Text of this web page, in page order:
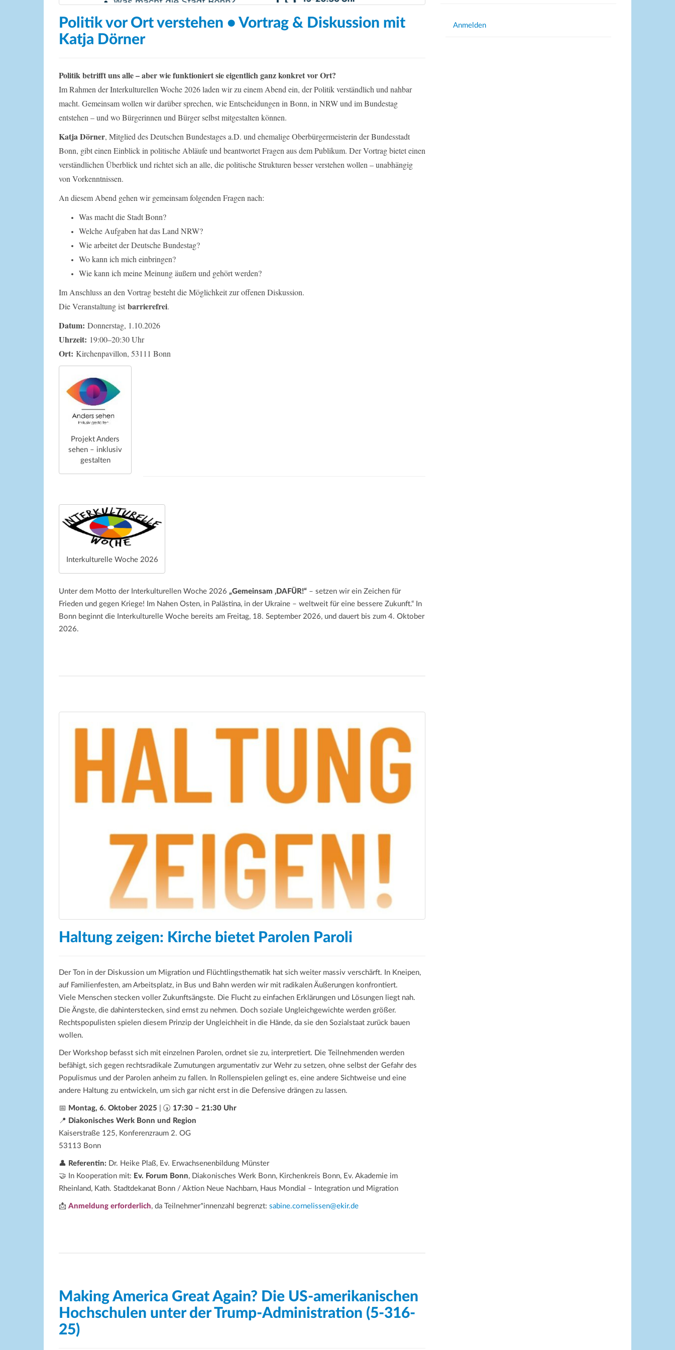
Politik vor Ort verstehen • Vortrag & Diskussion mit
Katja Dörner
Politik betrifft uns alle – aber wie funktioniert sie eigentlich ganz konkret vor Ort?
Im Rahmen der Interkulturellen Woche 2026 laden wir zu einem Abend ein, der Politik verständlich und nahbar
macht. Gemeinsam wollen wir darüber sprechen, wie Entscheidungen in Bonn, in NRW und im Bundestag
entstehen – und wo Bürgerinnen und Bürger selbst mitgestalten können.
Katja Dörner, Mitglied des Deutschen Bundestages a.D. und ehemalige Oberbürgermeisterin der Bundesstadt
Bonn, gibt einen Einblick in politische Abläufe und beantwortet Fragen aus dem Publikum. Der Vortrag bietet einen
verständlichen Überblick und richtet sich an alle, die politische Strukturen besser verstehen wollen – unabhängig
von Vorkenntnissen.
An diesem Abend gehen wir gemeinsam folgenden Fragen nach:
Was macht die Stadt Bonn?
Welche Aufgaben hat das Land NRW?
Wie arbeitet der Deutsche Bundestag?
Wo kann ich mich einbringen?
Wie kann ich meine Meinung äußern und gehört werden?
Im Anschluss an den Vortrag besteht die Möglichkeit zur offenen Diskussion.
Die Veranstaltung ist barrierefrei.
Datum: Donnerstag, 1.10.2026
Uhrzeit: 19:00–20:30 Uhr
Ort: Kirchenpavillon, 53111 Bonn
Projekt Anders
sehen – inklusiv
gestalten
Interkulturelle Woche 2026
Unter dem Motto der Interkulturellen Woche 2026 „Gemeinsam ‚DAFÜR!“ – setzen wir ein Zeichen für
Frieden und gegen Kriege! Im Nahen Osten, in Palästina, in der Ukraine – weltweit für eine bessere Zukunft.“ In
Bonn beginnt die Interkulturelle Woche bereits am Freitag, 18. September 2026, und dauert bis zum 4. Oktober
2026.
Haltung zeigen: Kirche bietet Parolen Paroli
Der Ton in der Diskussion um Migration und Flüchtlingsthematik hat sich weiter massiv verschärft. In Kneipen,
auf Familienfesten, am Arbeitsplatz, in Bus und Bahn werden wir mit radikalen Äußerungen konfrontiert.
Viele Menschen stecken voller Zukunftsängste. Die Flucht zu einfachen Erklärungen und Lösungen liegt nah.
Die Ängste, die dahinterstecken, sind ernst zu nehmen. Doch soziale Ungleichgewichte werden größer.
Rechtspopulisten spielen diesem Prinzip der Ungleichheit in die Hände, da sie den Sozialstaat zurück bauen
wollen.
Der Workshop befasst sich mit einzelnen Parolen, ordnet sie zu, interpretiert. Die Teilnehmenden werden
befähigt, sich gegen rechtsradikale Zumutungen argumentativ zur Wehr zu setzen, ohne selbst der Gefahr des
Populismus und der Parolen anheim zu fallen. In Rollenspielen gelingt es, eine andere Sichtweise und eine
andere Haltung zu entwickeln, um sich gar nicht erst in die Defensive drängen zu lassen.
📅 Montag, 6. Oktober 2025 | 🕠 17:30 – 21:30 Uhr
📍 Diakonisches Werk Bonn und Region
Kaiserstraße 125, Konferenzraum 2. OG
53113 Bonn
👤 Referentin: Dr. Heike Plaß, Ev. Erwachsenenbildung Münster
🤝 In Kooperation mit: Ev. Forum Bonn, Diakonisches Werk Bonn, Kirchenkreis Bonn, Ev. Akademie im
Rheinland, Kath. Stadtdekanat Bonn / Aktion Neue Nachbarn, Haus Mondial – Integration und Migration
📩 Anmeldung erforderlich, da Teilnehmer*innenzahl begrenzt: sabine.cornelissen@ekir.de
Making America Great Again? Die US-amerikanischen
Hochschulen unter der Trump-Administration (5-316-
25)
Anmelden